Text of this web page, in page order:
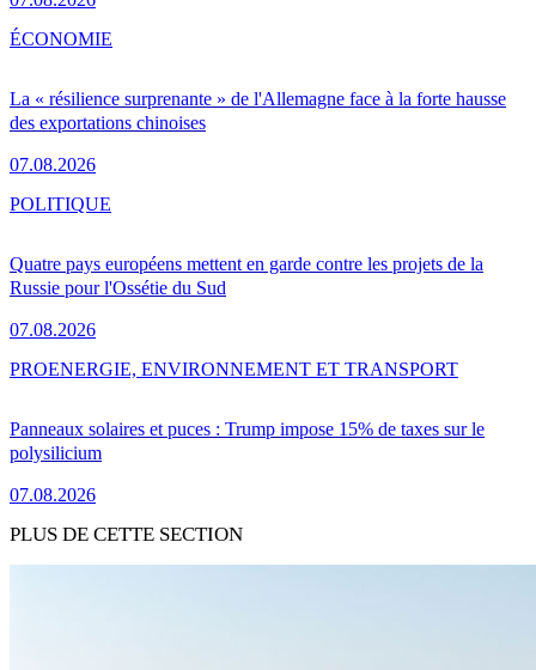
La « résilience surprenante » de l'Allemagne face à la forte hausse
des exportations chinoises
07.08.2026
ÉCONOMIE
Quatre pays européens mettent en garde contre les projets de la
Russie pour l'Ossétie du Sud
07.08.2026
POLITIQUE
Panneaux solaires et puces : Trump impose 15% de taxes sur le
polysilicium
07.08.2026
PROENERGIE, ENVIRONNEMENT ET TRANSPORT
PLUS DE CETTE SECTION